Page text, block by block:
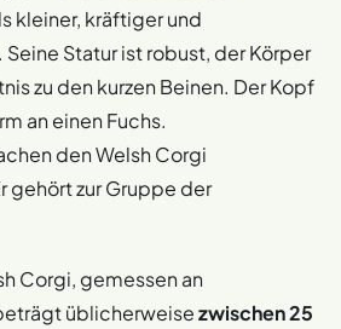
kleiner, kräftiger und
Statur ist robust, der Körper
zu den kurzen Beinen. Der Kopf
an einen Fuchs.
den Welsh Corgi
gehört zur Gruppe der
Corgi, gemessen an
üblicherweisezwischen 25